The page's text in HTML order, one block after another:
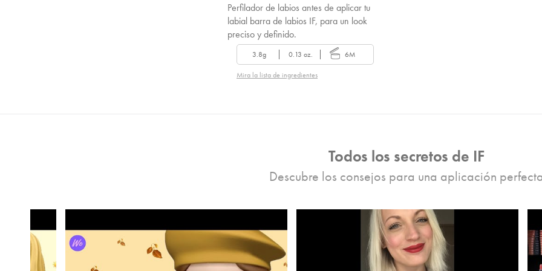
Perfilador de labios antes de aplicar tu
labial barra de labios IF, para un look
preciso y definido.
3.8g 0.13 oz. 6M
Mira la lista de ingredientes
Todos los secretos de IF
Descubre los consejos para una aplicación